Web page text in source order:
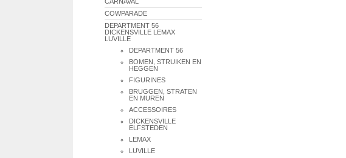
COWPARADE
DEPARTMENT 56
DICKENSVILLE LEMAX
LUVILLE
DEPARTMENT 56
BOMEN, STRUIKEN EN
HEGGEN
FIGURINES
BRUGGEN, STRATEN
EN MUREN
ACCESSOIRES
DICKENSVILLE
ELFSTEDEN
LEMAX
LUVILLE